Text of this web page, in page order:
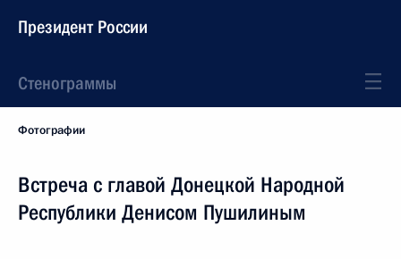
Президент России
Стенограммы
Фотографии
Встреча с главой Донецкой Народной
Республики Денисом Пушилиным